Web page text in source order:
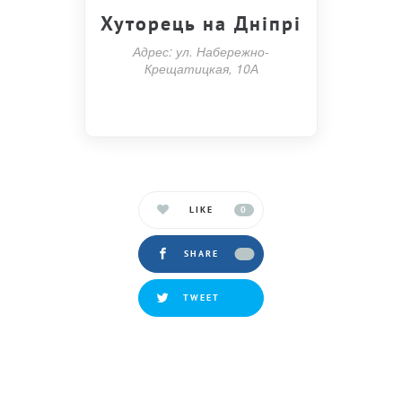
Хуторець на Дніпрі
Адрес: ул. Набережно-
Крещатицкая, 10А
LIKE 0
SHARE
TWEET